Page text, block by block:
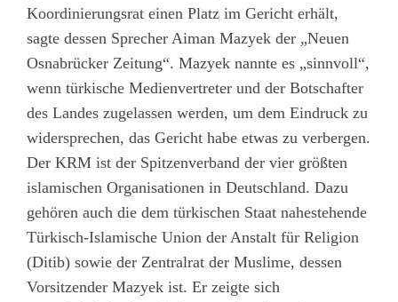
Koordinierungsrat einen Platz im Gericht erhält,
sagte dessen Sprecher Aiman Mazyek der „Neuen
Osnabrücker Zeitung“. Mazyek nannte es „sinnvoll“,
wenn türkische Medienvertreter und der Botschafter
des Landes zugelassen werden, um dem Eindruck zu
widersprechen, das Gericht habe etwas zu verbergen.
Der KRM ist der Spitzenverband der vier größten
islamischen Organisationen in Deutschland. Dazu
gehören auch die dem türkischen Staat nahestehende
Türkisch-Islamische Union der Anstalt für Religion
(Ditib) sowie der Zentralrat der Muslime, dessen
Vorsitzender Mazyek ist. Er zeigte sich